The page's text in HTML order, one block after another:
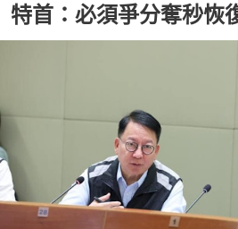
特首：必須爭分奪秒恢